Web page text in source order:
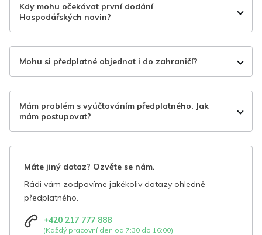
Kdy mohu očekávat první dodání
Hospodářských novin?
Mohu si předplatné objednat i do zahraničí?
Mám problém s vyúčtováním předplatného. Jak
mám postupovat?
Máte jiný dotaz? Ozvěte se nám.
Rádi vám zodpovíme jakékoliv dotazy ohledně
předplatného.
+420 217 777 888
(Každý pracovní den od 7:30 do 16:00)